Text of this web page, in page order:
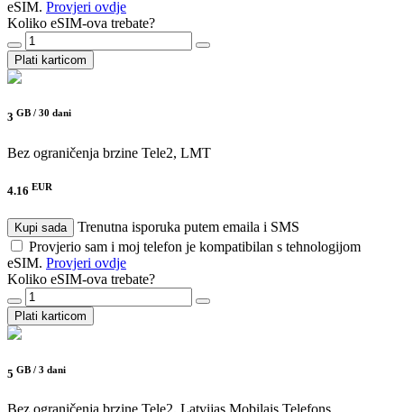
eSIM. Provjeri ovdje
Koliko eSIM-ova trebate?
Plati karticom
3 GB / 30 dani
Bez ograničenja brzine Tele2, LMT
4.16 EUR
Kupi sada
Trenutna isporuka putem emaila i SMS
Provjerio sam i moj telefon je kompatibilan s tehnologijom
eSIM. Provjeri ovdje
Koliko eSIM-ova trebate?
Plati karticom
5 GB / 3 dani